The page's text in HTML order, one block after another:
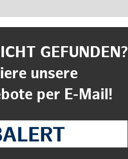
GEFUNDEN?
unsere
per E-Mail!